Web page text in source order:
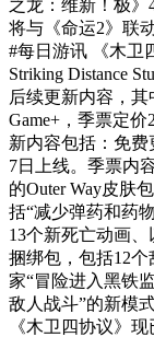
之龙：维新！极》
将与《命运2》联
#每日游讯
《木
Striking Distance
后续更新内容，
Game+，季票定
新内容包括：免费
7日上线。季票内
的Outer Way皮肤
括“减少弹药和药
13个新死亡动画
捆绑包，包括12
家“冒险进入黑铁
敌人战斗”的新模
《木卫四协议》